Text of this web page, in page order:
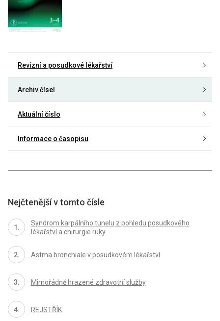
Revizní a posudkové lékařství
Archiv čísel
Aktuální číslo
Informace o časopisu
Nejčtenější v tomto čísle
Syndrom karpálního tunelu z pohledu posudkového
lékařství a chirurgie ruky
Astma bronchiale v posudkovém lékařství
Mimořádně hrazené zdravotní služby
REJSTŘÍK